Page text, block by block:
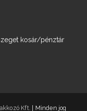
kosár/pénztár
Kft. | Minden jog